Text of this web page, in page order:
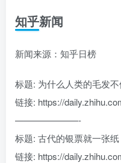
知乎新闻
新闻来源：知乎日榜
标题: 为什么人类的毛发
链接: https://
———————-
标题: 古代的银票就一张
链接: https://